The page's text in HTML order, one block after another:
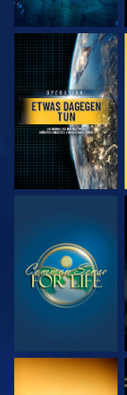
ANSEHEN
ANSEHEN